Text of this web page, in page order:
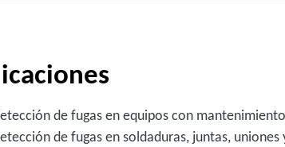
de fugas en equipos con
de fugas en soldaduras, juntas,